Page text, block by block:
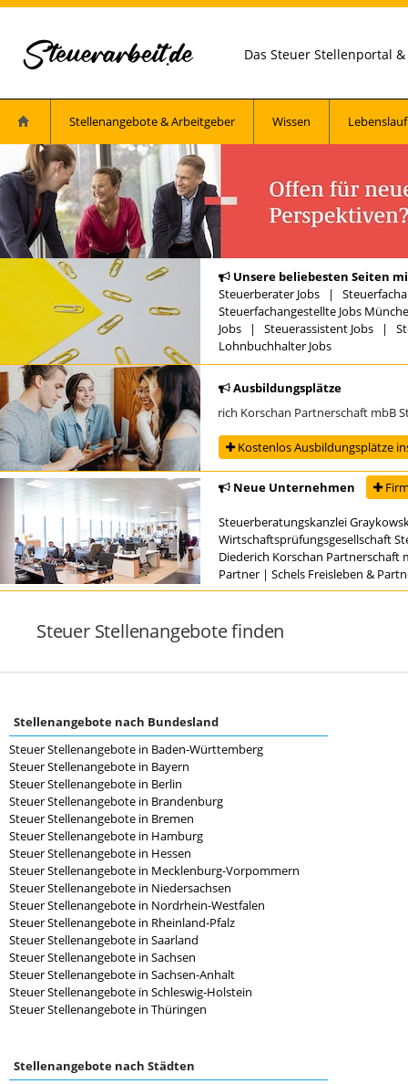
Das Steuer Stellenportal
Stellenangebote & Arbeitgeber Wissen Lebenslauf
Unsere beliebesten Seiten
Steuerberater Jobs |
Steuerfachangestellte Jobs
Jobs | Steuerassistent Jobs |
Lohnbuchhalter Jobs
Ausbildungsplätze
Steuerfachangestellten (Diederich Korschan Partnerschaft mbB
Kostenlos Ausbildungsplätze
Neue Unternehmen
Steuerberatungskanzlei
Wirtschaftsprüfungsgesellschaft
Diederich Korschan Partnerschaft
Partner | Schels Freisleben &
Steuer Stellenangebote finden
Stellenangebote nach Bundesland
Steuer Stellenangebote in Baden-Württemberg
Steuer Stellenangebote in Bayern
Steuer Stellenangebote in Berlin
Steuer Stellenangebote in Brandenburg
Steuer Stellenangebote in Bremen
Steuer Stellenangebote in Hamburg
Steuer Stellenangebote in Hessen
Steuer Stellenangebote in Mecklenburg-Vorpommern
Steuer Stellenangebote in Niedersachsen
Steuer Stellenangebote in Nordrhein-Westfalen
Steuer Stellenangebote in Rheinland-Pfalz
Steuer Stellenangebote in Saarland
Steuer Stellenangebote in Sachsen
Steuer Stellenangebote in Sachsen-Anhalt
Steuer Stellenangebote in Schleswig-Holstein
Steuer Stellenangebote in Thüringen
Stellenangebote nach Städten